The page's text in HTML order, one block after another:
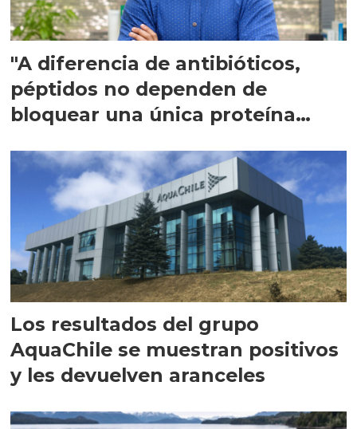
"A diferencia de antibióticos,
péptidos no dependen de
bloquear una única proteína
Los resultados del grupo
AquaChile se muestran positivos
y les devuelven aranceles